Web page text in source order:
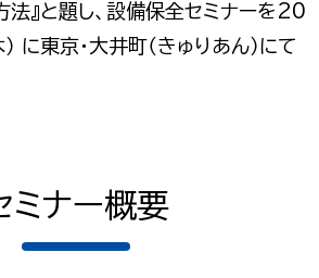
法』と題し、設備保全セミナーを20
に東京・大井町（きゅりあん）にて
ミナー概要